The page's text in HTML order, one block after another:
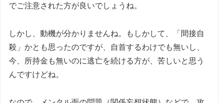
でご注意された方が良いでしょうね。
しかし、動機が分かりませんね。もしかして、「間接自
殺」かとも思ったのですが、自首するわけでも無いし、
今、所持金も無いのに逃亡を続ける方が、苦しいと思う
んですけどね。